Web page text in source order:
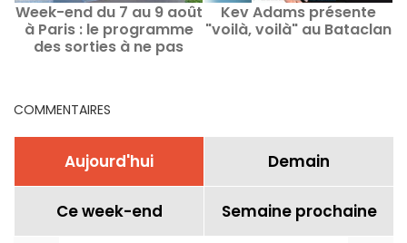
Week-end du 7 au 9 août
à Paris : le programme
des sorties à ne pas
Kev Adams présente
"voilà, voilà" au Bataclan
COMMENTAIRES
Aujourd'hui Demain
Ce week-end Semaine prochaine